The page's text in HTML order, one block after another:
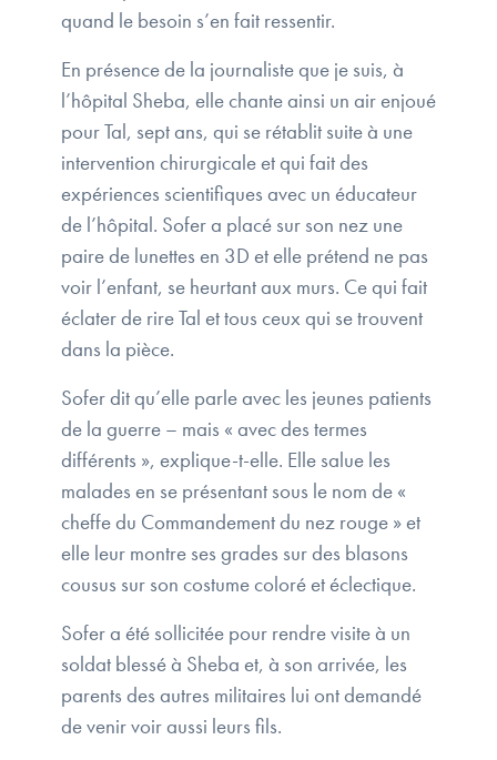
quand le besoin s’en fait ressentir.
En présence de la journaliste que je suis, à
l’hôpital Sheba, elle chante ainsi un air enjoué
pour Tal, sept ans, qui se rétablit suite à une
intervention chirurgicale et qui fait des
expériences scientifiques avec un éducateur
de l’hôpital. Sofer a placé sur son nez une
paire de lunettes en 3D et elle prétend ne pas
voir l’enfant, se heurtant aux murs. Ce qui fait
éclater de rire Tal et tous ceux qui se trouvent
dans la pièce.
Sofer dit qu’elle parle avec les jeunes patients
de la guerre – mais « avec des termes
différents », explique-t-elle. Elle salue les
malades en se présentant sous le nom de «
cheffe du Commandement du nez rouge » et
elle leur montre ses grades sur des blasons
cousus sur son costume coloré et éclectique.
Sofer a été sollicitée pour rendre visite à un
soldat blessé à Sheba et, à son arrivée, les
parents des autres militaires lui ont demandé
de venir voir aussi leurs fils.